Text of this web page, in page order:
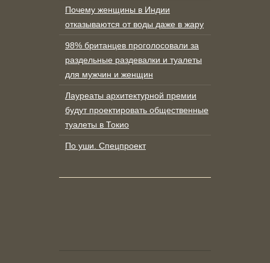
Почему женщины в Индии
отказываются от воды даже в жару
98% британцев проголосовали за
раздельные раздевалки и туалеты
для мужчин и женщин
Лауреаты архитектурной премии
будут проектировать общественные
туалеты в Токио
По уши. Спецпроект